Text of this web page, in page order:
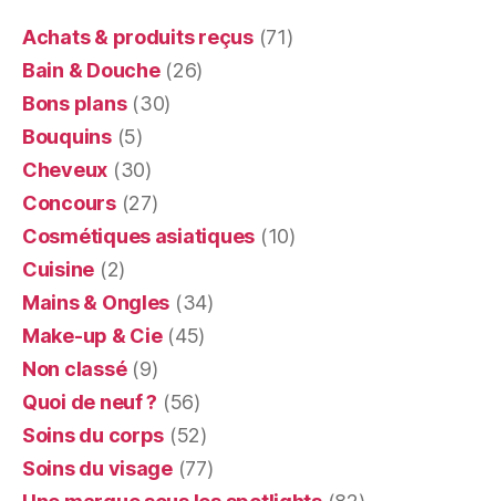
Achats & produits reçus(71)
Bain & Douche(26)
Bons plans(30)
Bouquins(5)
Cheveux (30)
Concours(27)
Cosmétiques asiatiques (10)
Cuisine (2)
Mains & Ongles (34)
Make-up & Cie(45)
Non classé(9)
Quoi de neuf ? (56)
Soins du corps (52)
Soins du visage(77)